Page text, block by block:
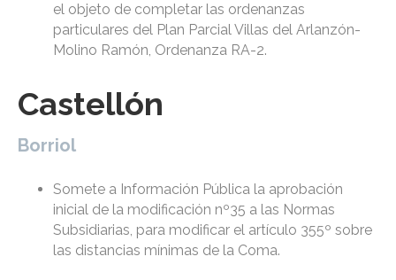
el objeto de completar las ordenanzas
particulares del Plan Parcial Villas del Arlanzón-
Molino Ramón, Ordenanza RA-2.
Castellón
Borriol
Somete a Información Pública la aprobación
inicial de la modificación nº35 a las Normas
Subsidiarias, para modificar el artículo 355º sobre
las distancias mínimas de la Coma.